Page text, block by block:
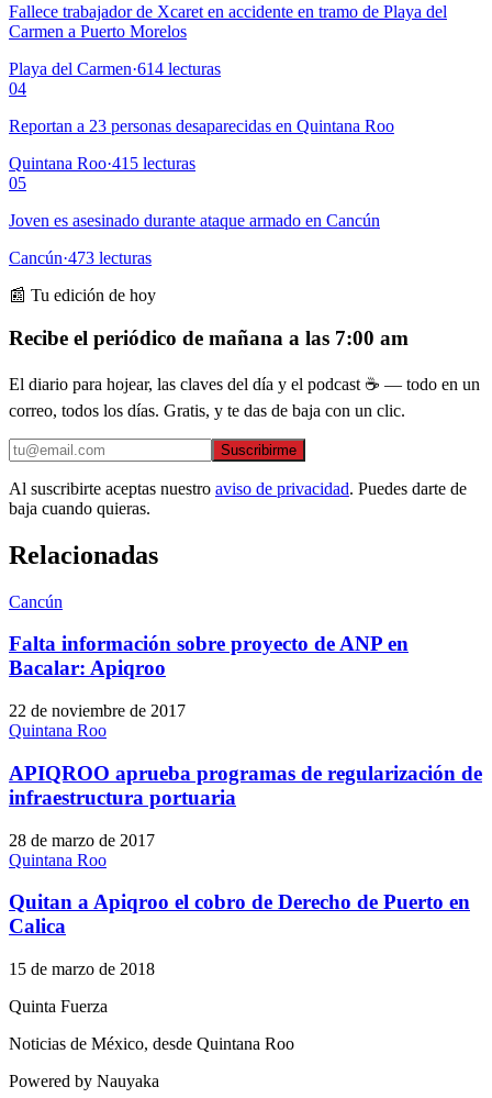
Fallece trabajador de Xcaret en accidente en tramo de Playa del
Carmen a Puerto Morelos
Playa del Carmen·614 lecturas
04
Reportan a 23 personas desaparecidas en Quintana Roo
Quintana Roo·415 lecturas
05
Joven es asesinado durante ataque armado en Cancún
Cancún·473 lecturas
📰 Tu edición de hoy
Recibe el periódico de mañana a las 7:00 am
El diario para hojear, las claves del día y el podcast ☕ — todo en un
correo, todos los días. Gratis, y te das de baja con un clic.
Suscribirme
Al suscribirte aceptas nuestro aviso de privacidad. Puedes darte de
baja cuando quieras.
Relacionadas
Cancún
Falta información sobre proyecto de ANP en
Bacalar: Apiqroo
22 de noviembre de 2017
Quintana Roo
APIQROO aprueba programas de regularización de
infraestructura portuaria
28 de marzo de 2017
Quintana Roo
Quitan a Apiqroo el cobro de Derecho de Puerto en
Calica
15 de marzo de 2018
Quinta Fuerza
Noticias de México, desde Quintana Roo
Powered by Nauyaka